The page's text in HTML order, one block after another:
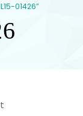
01426”